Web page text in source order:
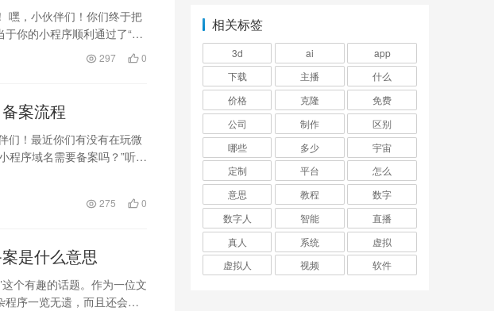
嘿，小伙伴们！你们终于把
你的小程序顺利通过了“小
297 0
案流程
们！最近你们有没有在玩微
程序域名需要备案吗？”听起
275 0
是什么意思
个有趣的话题。作为一位文
序一览无遗，而且还会让
相关标签
3d ai
app
下载
主播
什么
价格
克隆
免费
公司
制作
区别
哪些
多少
宇宙
定制
平台
怎么
意思
教程
数字
数字人
智能
直播
真人
系统
虚拟
虚拟人
视频 软件